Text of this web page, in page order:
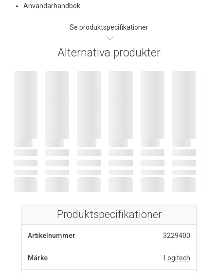
Användarhandbok
Se produktspecifikationer
Alternativa produkter
Produktspecifikationer
Artikelnummer 3229400
Märke Logitech